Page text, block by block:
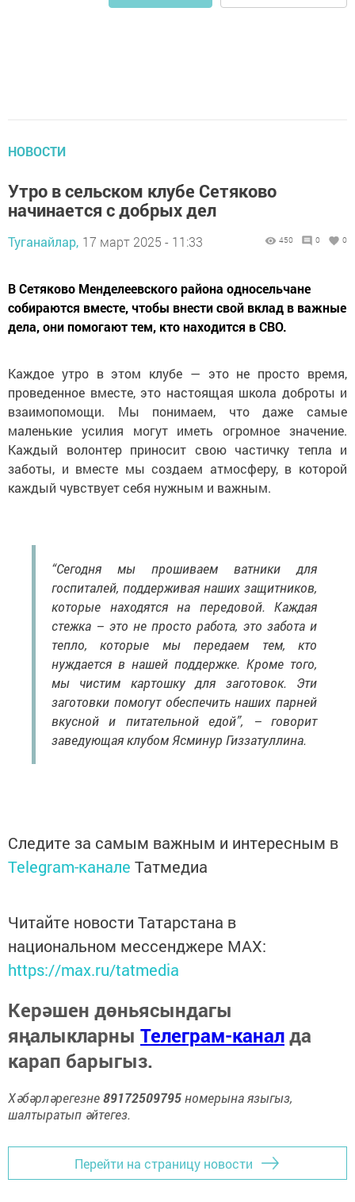
НОВОСТИ
Утро в сельском клубе Сетяково
начинается с добрых дел
Туганайлар, 17 март 2025 - 11:33 450 0 0
В Сетяково Менделеевского района односельчане
собираются вместе, чтобы внести свой вклад в важные
дела, они помогают тем, кто находится в СВО.
Каждое утро в этом клубе — это не просто время,
проведенное вместе, это настоящая школа доброты и
взаимопомощи. Мы понимаем, что даже самые
маленькие усилия могут иметь огромное значение.
Каждый волонтер приносит свою частичку тепла и
заботы, и вместе мы создаем атмосферу, в которой
каждый чувствует себя нужным и важным.
“Сегодня мы прошиваем ватники для
госпиталей, поддерживая наших защитников,
которые находятся на передовой. Каждая
стежка – это не просто работа, это забота и
тепло, которые мы передаем тем, кто
нуждается в нашей поддержке. Кроме того,
мы чистим картошку для заготовок. Эти
заготовки помогут обеспечить наших парней
вкусной и питательной едой”, – говорит
заведующая клубом Ясминур Гиззатуллина.
Следите за самым важным и интересным в
Telegram-канале Татмедиа
Читайте новости Татарстана в
национальном мессенджере MАХ:
https://max.ru/tatmedia
Керәшен дөньясындагы
яңалыкларны Телеграм-каналда
карап барыгыз.
Хәбәрләрегезне89172509795номерына языгыз,
шалтыратып әйтегез.
Перейти на страницу новости